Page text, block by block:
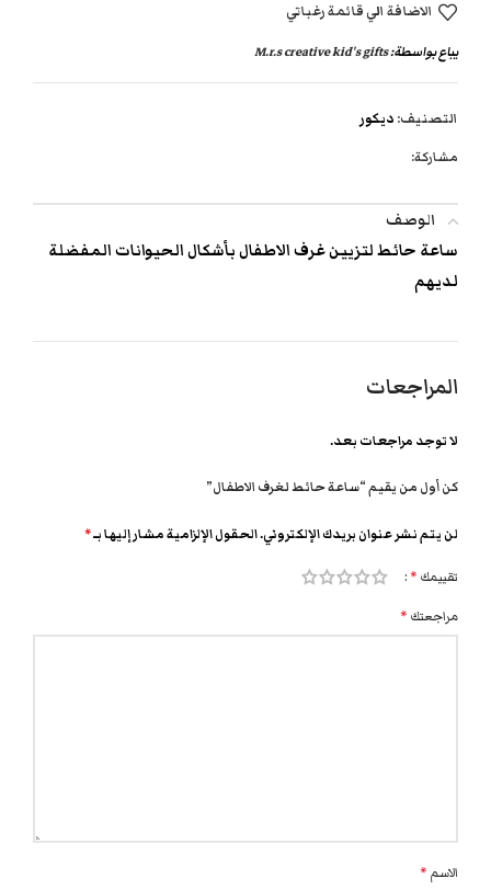
الاضافة الي قائمة رغباتي
يباع بواسطة:M.r.s creative kid's gifts
التصنيف: ديكور
مشاركة:
الوصف
ساعة حائط لتزيين غرف الاطفال بأشكال الحيوانات المفضلة
لديهم
المراجعات
لا توجد مراجعات بعد.
كن أول من يقيم “ساعة حائط لغرف الاطفال”
لن يتم نشر عنوان بريدك الإلكتروني.الحقول الإلزامية مشار إليها بـ*
تقييمك *
مراجعتك *
الاسم *